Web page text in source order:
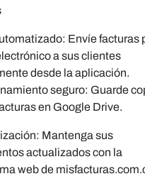
Envíe facturas
a sus clientes
desde la aplicación.
seguro: Guarde
en Google Drive.
Mantenga sus
actualizados con la
web de